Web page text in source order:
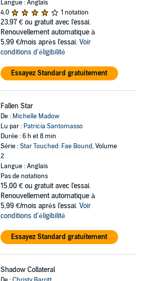
Langue : Anglais
4,0
1 notation
23,97 € ou gratuit avec l'essai.
Renouvellement automatique à
5,99 €/mois après l'essai. Voir
conditions d'éligibilité
Essayez Standard gratuitement
Fallen Star
De : Michelle Madow
Lu par : Patricia Santomasso
Durée : 6 h et 8 min
Série :Star Touched: Fae Bound, Volume
2
Langue : Anglais
Pas de notations
15,00 € ou gratuit avec l'essai.
Renouvellement automatique à
5,99 €/mois après l'essai. Voir
conditions d'éligibilité
Essayez Standard gratuitement
Shadow Collateral